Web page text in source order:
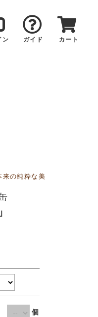
ン ガイド カート
来の純粋な美
個